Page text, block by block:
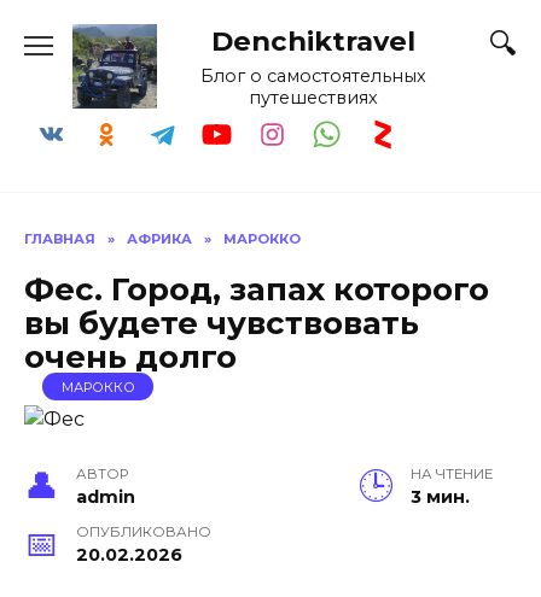
content
Denchiktravel
Блог о самостоятельных
путешествиях
ГЛАВНАЯ » АФРИКА » МАРОККО
Фес. Город, запах которого
вы будете чувствовать
очень долго
МАРОККО
АВТОР
admin
НА ЧТЕНИЕ
3 мин.
ОПУБЛИКОВАНО
20.02.2026